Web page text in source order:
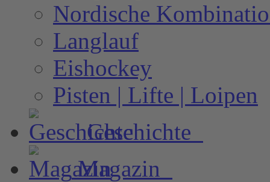
Nordische
Langlauf
Eishockey
Pisten | Lifte | Loipen
Geschichte
Magazin